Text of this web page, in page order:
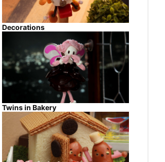
Decorations
Twins in Bakery